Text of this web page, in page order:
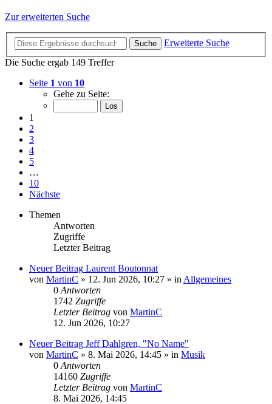
Zur erweiterten Suche
Suche
Erweiterte Suche
Die Suche ergab 149 Treffer
Seite 1 von 10
Gehe zu Seite:
1
2
3
4
5
…
10
Nächste
Themen
Antworten
Zugriffe
Letzter Beitrag
Neuer Beitrag Laurent Boutonnat
von MartinC » 12. Jun 2026, 10:27 » in Allgemeines
0 Antworten
1742 Zugriffe
Letzter Beitrag von MartinC
12. Jun 2026, 10:27
Neuer Beitrag Jeff Dahlgren, "No Name"
von MartinC » 8. Mai 2026, 14:45 » in Musik
0 Antworten
14160 Zugriffe
Letzter Beitrag von MartinC
8. Mai 2026, 14:45